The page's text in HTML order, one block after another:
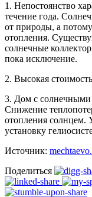
1. Непостоянство
течение года.
от природы, а
отопления.
солнечные
пока исключение.
2. Высокая
3. Дом с солнечными
Снижение
отопления солнцем.
установку
Источник:
Поделиться